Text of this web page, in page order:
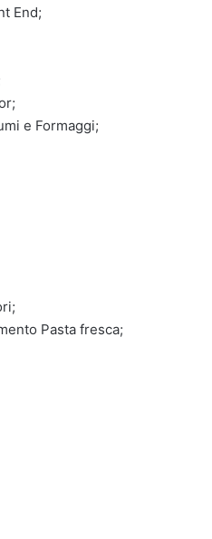
End;
e Formaggi;
Pasta fresca;